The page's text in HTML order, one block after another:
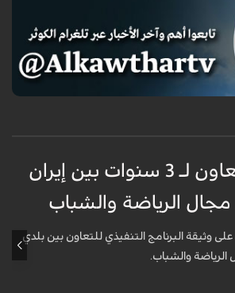
توقيع وثيقة تعاون لـ 3 سنوات بين إيران
مجال الرياضة والشباب
وثيقة البرنامج التنفيذي للتعاون بين بلدي
الرياضة والشباب.